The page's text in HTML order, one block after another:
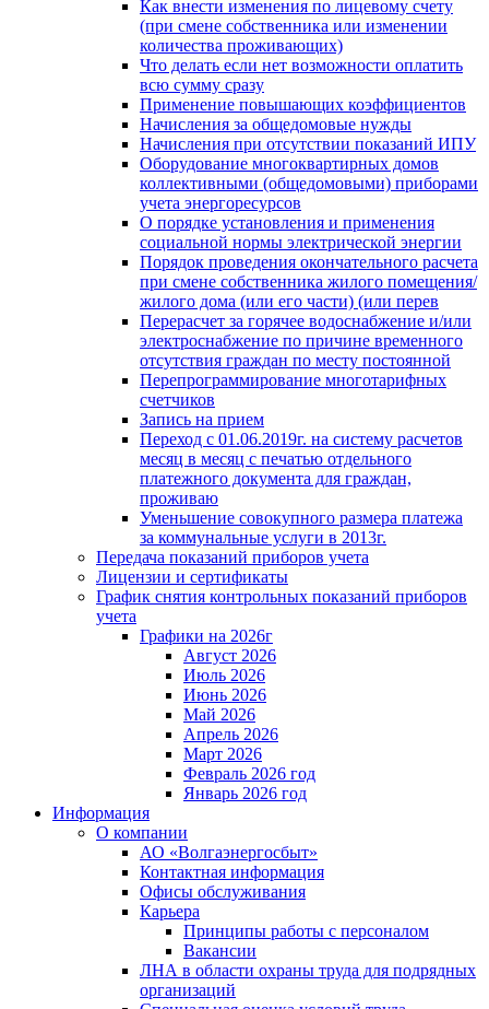
Как внести изменения по лицевому счету
(при смене собственника или изменении
количества проживающих)
Что делать если нет возможности оплатить
всю сумму сразу
Применение повышающих коэффициентов
Начисления за общедомовые нужды
Начисления при отсутствии показаний ИПУ
Оборудование многоквартирных домов
коллективными (общедомовыми) приборами
учета энергоресурсов
О порядке установления и применения
социальной нормы электрической энергии
Порядок проведения окончательного расчета
при смене собственника жилого помещения/
жилого дома (или его части) (или перев
Перерасчет за горячее водоснабжение и/или
электроснабжение по причине временного
отсутствия граждан по месту постоянной
Перепрограммирование многотарифных
счетчиков
Запись на прием
Переход с 01.06.2019г. на систему расчетов
месяц в месяц с печатью отдельного
платежного документа для граждан,
проживаю
Уменьшение совокупного размера платежа
за коммунальные услуги в 2013г.
Передача показаний приборов учета
Лицензии и сертификаты
График снятия контрольных показаний приборов
учета
Графики на 2026г
Август 2026
Июль 2026
Июнь 2026
Май 2026
Апрель 2026
Март 2026
Февраль 2026 год
Январь 2026 год
Информация
О компании
АО «Волгаэнергосбыт»
Контактная информация
Офисы обслуживания
Карьера
Принципы работы с персоналом
Вакансии
ЛНА в области охраны труда для подрядных
организаций